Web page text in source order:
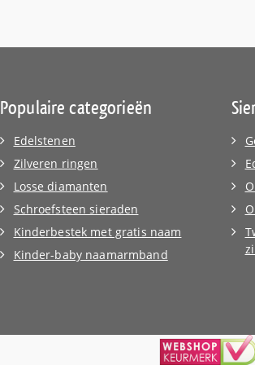
Populaire categorieën
Edelstenen
Zilveren ringen
Losse diamanten
Schroefsteen sieraden
Kinderbestek met gratis naam
Kinder-baby naamarmband